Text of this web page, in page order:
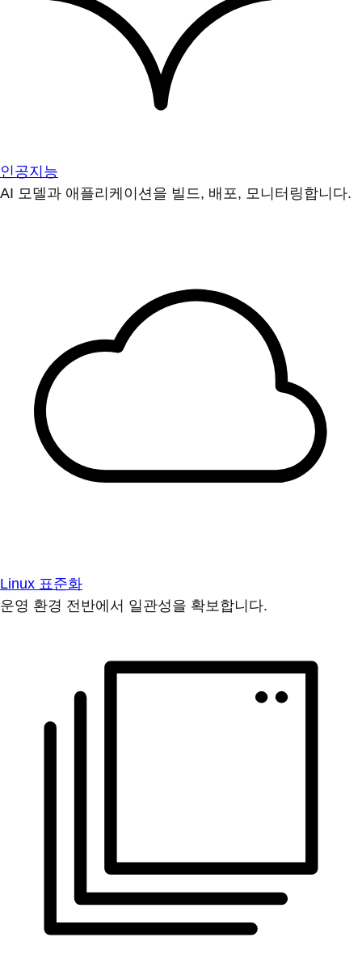
인공지능
AI 모델과 애플리케이션을 빌드, 배포, 모니터링합니다.
Linux 표준화
운영 환경 전반에서 일관성을 확보합니다.